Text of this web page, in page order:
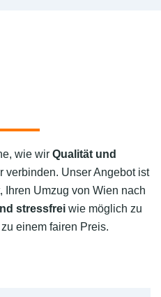
wie wir Qualität und
verbinden. Unser Angebot ist
Umzug von Wien nach
stressfrei wie möglich zu
einem fairen Preis.